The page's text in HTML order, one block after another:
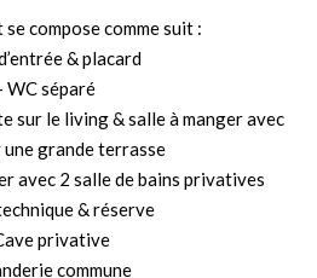
se compose comme suit :
& placard
WC séparé
sur le living & salle à manger avec
une grande terrasse
avec 2 salle de bains privatives
& réserve
privative
commune